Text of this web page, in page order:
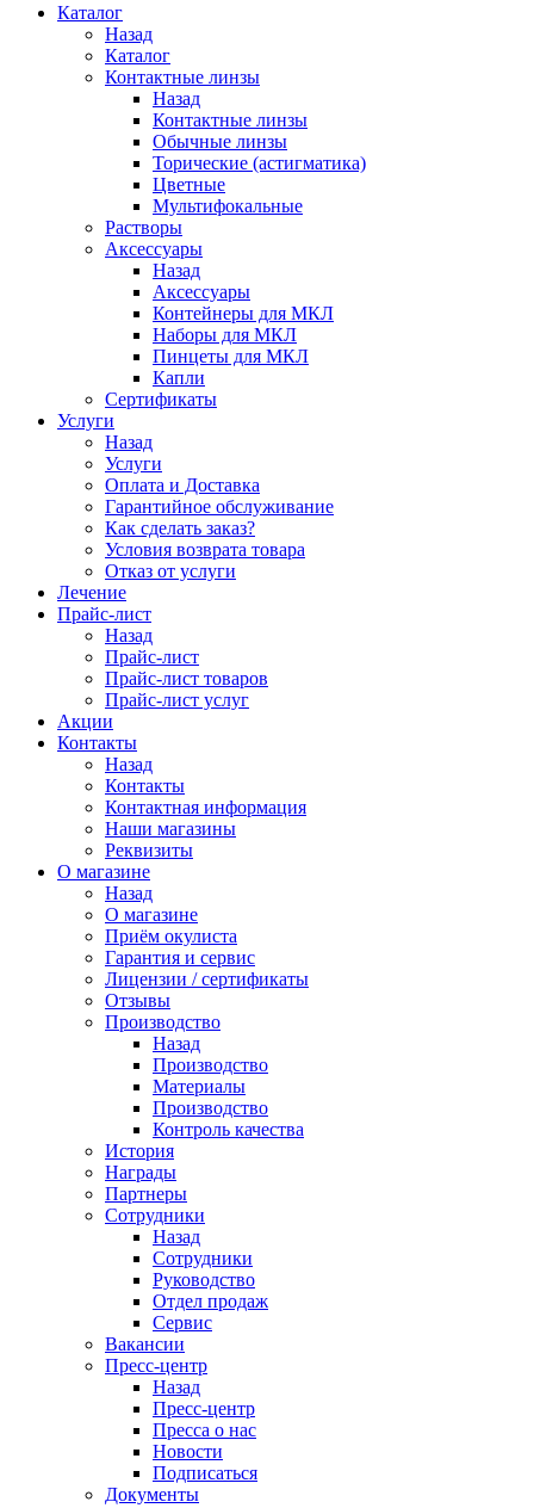
Каталог
Назад
Каталог
Контактные линзы
Назад
Контактные линзы
Обычные линзы
Торические (астигматика)
Цветные
Мультифокальные
Растворы
Аксессуары
Назад
Аксессуары
Контейнеры для МКЛ
Наборы для МКЛ
Пинцеты для МКЛ
Капли
Сертификаты
Услуги
Назад
Услуги
Оплата и Доставка
Гарантийное обслуживание
Как сделать заказ?
Условия возврата товара
Отказ от услуги
Лечение
Прайс-лист
Назад
Прайс-лист
Прайс-лист товаров
Прайс-лист услуг
Акции
Контакты
Назад
Контакты
Контактная информация
Наши магазины
Реквизиты
О магазине
Назад
О магазине
Приём окулиста
Гарантия и сервис
Лицензии / сертификаты
Отзывы
Производство
Назад
Производство
Материалы
Производство
Контроль качества
История
Награды
Партнеры
Сотрудники
Назад
Сотрудники
Руководство
Отдел продаж
Сервис
Вакансии
Пресс-центр
Назад
Пресс-центр
Пресса о нас
Новости
Подписаться
Документы